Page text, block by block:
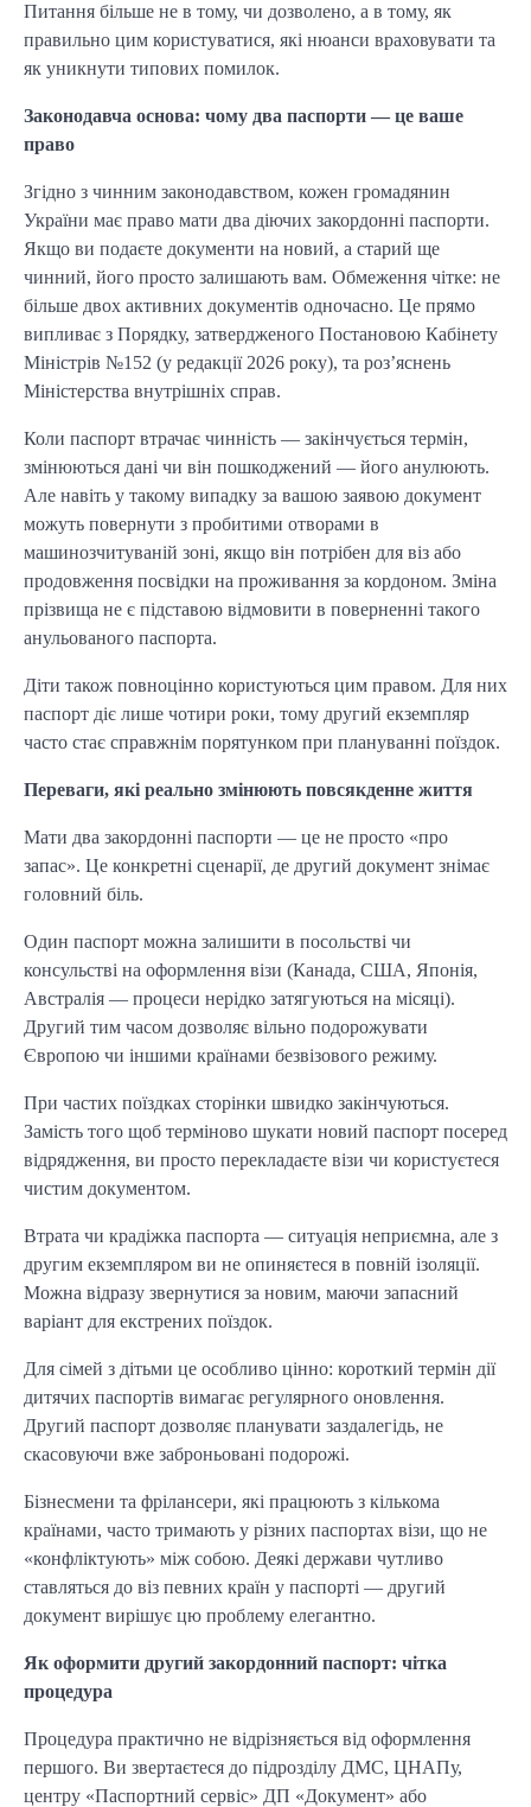
Питання більше не в тому, чи дозволено, а в тому, як
правильно цим користуватися, які нюанси враховувати та
як уникнути типових помилок.
Законодавча основа: чому два паспорти — це ваше
право
Згідно з чинним законодавством, кожен громадянин
України має право мати два діючих закордонні паспорти.
Якщо ви подаєте документи на новий, а старий ще
чинний, його просто залишають вам. Обмеження чітке: не
більше двох активних документів одночасно. Це прямо
випливає з Порядку, затвердженого Постановою Кабінету
Міністрів №152 (у редакції 2026 року), та роз’яснень
Міністерства внутрішніх справ.
Коли паспорт втрачає чинність — закінчується термін,
змінюються дані чи він пошкоджений — його анулюють.
Але навіть у такому випадку за вашою заявою документ
можуть повернути з пробитими отворами в
машинозчитуваній зоні, якщо він потрібен для віз або
продовження посвідки на проживання за кордоном. Зміна
прізвища не є підставою відмовити в поверненні такого
анульованого паспорта.
Діти також повноцінно користуються цим правом. Для них
паспорт діє лише чотири роки, тому другий екземпляр
часто стає справжнім порятунком при плануванні поїздок.
Переваги, які реально змінюють повсякденне життя
Мати два закордонні паспорти — це не просто «про
запас». Це конкретні сценарії, де другий документ знімає
головний біль.
Один паспорт можна залишити в посольстві чи
консульстві на оформлення візи (Канада, США, Японія,
Австралія — процеси нерідко затягуються на місяці).
Другий тим часом дозволяє вільно подорожувати
Європою чи іншими країнами безвізового режиму.
При частих поїздках сторінки швидко закінчуються.
Замість того щоб терміново шукати новий паспорт посеред
відрядження, ви просто перекладаєте візи чи користуєтеся
чистим документом.
Втрата чи крадіжка паспорта — ситуація неприємна, але з
другим екземпляром ви не опиняєтеся в повній ізоляції.
Можна відразу звернутися за новим, маючи запасний
варіант для екстрених поїздок.
Для сімей з дітьми це особливо цінно: короткий термін дії
дитячих паспортів вимагає регулярного оновлення.
Другий паспорт дозволяє планувати заздалегідь, не
скасовуючи вже заброньовані подорожі.
Бізнесмени та фрілансери, які працюють з кількома
країнами, часто тримають у різних паспортах візи, що не
«конфліктують» між собою. Деякі держави чутливо
ставляться до віз певних країн у паспорті — другий
документ вирішує цю проблему елегантно.
Як оформити другий закордонний паспорт: чітка
процедура
Процедура практично не відрізняється від оформлення
першого. Ви звертаєтеся до підрозділу ДМС, ЦНАПу,
центру «Паспортний сервіс» ДП «Документ» або